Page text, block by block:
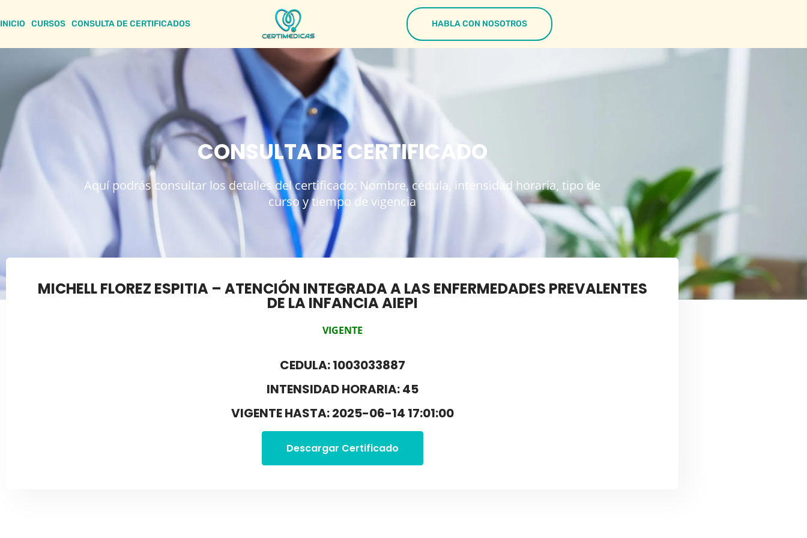
INICIO CURSOS CONSULTA DE CERTIFICADOS HABLA CON NOSOTROS
CONSULTA DE CERTIFICADO
Aquí podrás consultar los detalles del certificado: Nombre, cédula, intensidad horaria, tipo de
curso y tiempo de vigencia
MICHELL FLOREZ ESPITIA – ATENCIÓN INTEGRADA A LAS ENFERMEDADES PREVALENTES
DE LA INFANCIA AIEPI
VIGENTE
CEDULA: 1003033887
INTENSIDAD HORARIA: 45
VIGENTE HASTA: 2025-06-14 17:01:00
Descargar Certificado